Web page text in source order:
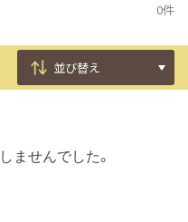
0件
ませんでした。